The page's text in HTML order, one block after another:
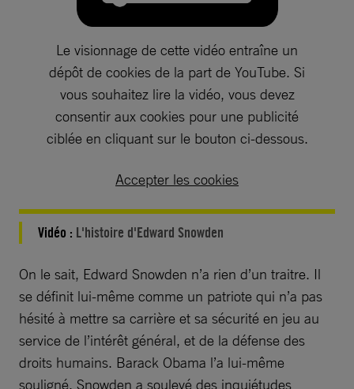
Le visionnage de cette vidéo entraîne un
dépôt de cookies de la part de YouTube. Si
vous souhaitez lire la vidéo, vous devez
consentir aux cookies pour une publicité
ciblée en cliquant sur le bouton ci-dessous.
Accepter les cookies
Vidéo : L'histoire d'Edward Snowden
On le sait, Edward Snowden n’a rien d’un traitre. Il
se définit lui-même comme un patriote qui n’a pas
hésité à mettre sa carrière et sa sécurité en jeu au
service de l’intérêt général, et de la défense des
droits humains. Barack Obama l’a lui-même
souligné, Snowden a soulevé des inquiétudes